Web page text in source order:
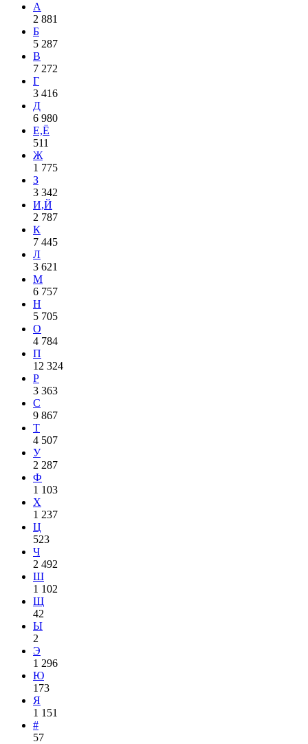
А
2 881
Б
5 287
В
7 272
Г
3 416
Д
6 980
Е,Ё
511
Ж
1 775
З
3 342
И,Й
2 787
К
7 445
Л
3 621
М
6 757
Н
5 705
О
4 784
П
12 324
Р
3 363
С
9 867
Т
4 507
У
2 287
Ф
1 103
Х
1 237
Ц
523
Ч
2 492
Ш
1 102
Щ
42
Ы
2
Э
1 296
Ю
173
Я
1 151
#
57